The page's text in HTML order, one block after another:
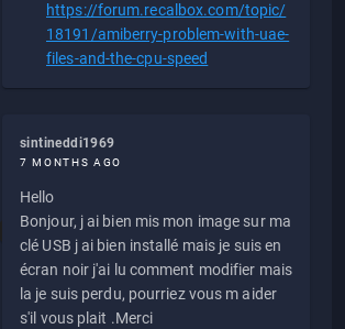
https://forum.recalbox.com/topic/
18191/amiberry-problem-with-uae-
files-and-the-cpu-speed
sintineddi1969
7 MONTHS AGO
Hello
Bonjour, j ai bien mis mon image sur ma
clé USB j ai bien installé mais je suis en
écran noir j'ai lu comment modifier mais
la je suis perdu, pourriez vous m aider
s'il vous plait .Merci